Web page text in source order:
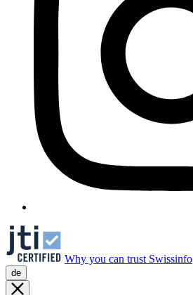
Why you can trust Swissinfo
de